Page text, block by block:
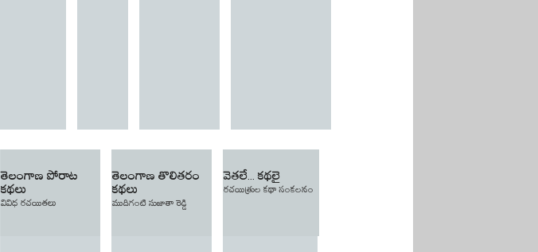
తెలంగాణ పోరాట
కథలు
వివిధ రచయితలు
తెలంగాణ తొలితరం
కథలు
ముదిగంటి సుజాతా రెడ్డి
వెతలే... కథలై
రచయిత్రుల కథా సంకలనం